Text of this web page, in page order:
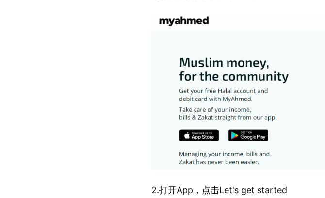
2.打开App，点击Let's get started